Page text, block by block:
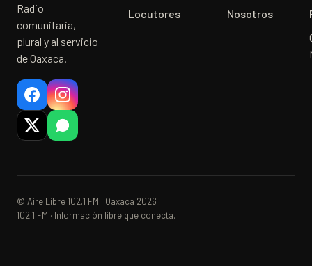
Radio
comunitaria,
plural y al servicio
de Oaxaca.
Locutores
Nosotros
© Aire Libre 102.1 FM · Oaxaca 2026
102.1 FM · Información libre que conecta.